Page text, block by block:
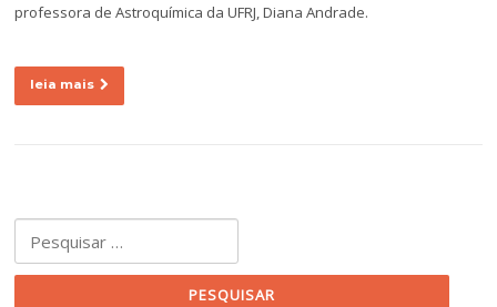
professora de Astroquímica da UFRJ, Diana Andrade.
leia mais